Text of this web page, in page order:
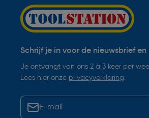
Schrijf je in voor de nieuwsbrief
Je ontvangt van ons 2 à 3 keer per
Lees hier onze privacyverklaring.